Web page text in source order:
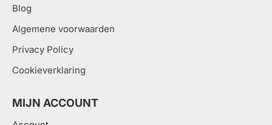
Blog
Algemene voorwaarden
Privacy Policy
Cookieverklaring
MIJN ACCOUNT